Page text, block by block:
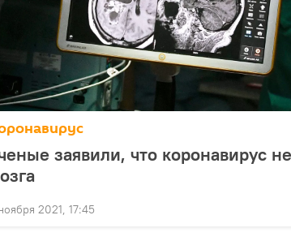
заявили, что коронавирус
2021, 17:45